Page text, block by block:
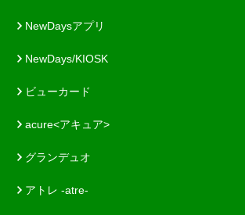
NewDaysアプリ
NewDays/KIOSK
ビューカード
acure<アキュア>
グランデュオ
アトレ -atre-